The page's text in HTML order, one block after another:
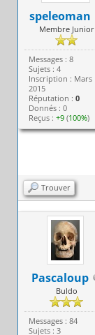
speleoman
Membre Junior
Messages : 8
Sujets : 4
Inscription : Mars
2015
Réputation :0
Donnés : 0
Reçus :+9 (100%)
Trouver
Pascaloup
Buldo
Messages : 84
Sujets : 3